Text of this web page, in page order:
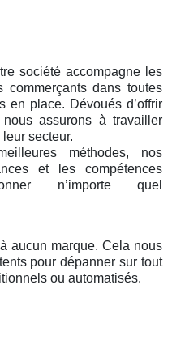
société accompagne les
commerçants dans toutes
en place. Dévoués d’offrir
assurons à travailler
secteur.
méthodes, nos
et les compétences
n’importe quel
aucun marque. Cela nous
pour dépanner sur tout
ou automatisés.